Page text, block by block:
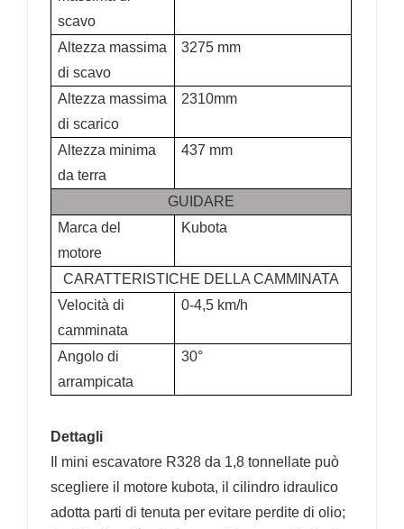
scavo
Altezza massima
di scavo
3275 mm
Altezza massima
di scarico
2310mm
Altezza minima
da terra
437 mm
GUIDARE
Marca del
motore
Kubota
CARATTERISTICHE DELLA CAMMINATA
Velocità di
camminata
0-4,5 km/h
Angolo di
arrampicata
30°
Dettagli
Il mini escavatore R328 da 1,8 tonnellate può
scegliere il motore kubota, il cilindro idraulico
adotta parti di tenuta per evitare perdite di olio;